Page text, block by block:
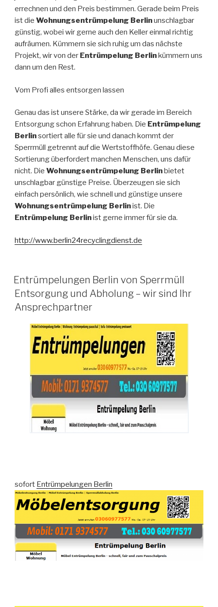
errechnen und den Preis bestimmen. Gerade beim Preis
ist die Wohnungsentrümpelung Berlinunschlagbar
günstig, wobei wir gerne auch den Keller einmal richtig
aufräumen. Kümmern sie sich ruhig um das nächste
Projekt, wir von der Entrümpelung Berlinkümmern uns
dann um den Rest.
Vom Profi alles entsorgen lassen
Genau das ist unsere Stärke, da wir gerade im Bereich
Entsorgung schon Erfahrung haben. Die Entrümpelung
Berlinsortiert alle für sie und danach kommt der
Sperrmüll getrennt auf die Wertstoffhöfe. Genau diese
Sortierung überfordert manchen Menschen, uns dafür
nicht. Die Wohnungsentrümpelung Berlinbietet
unschlagbar günstige Preise. Überzeugen sie sich
einfach persönlich, wie schnell und günstige unsere
Wohnungsentrümpelung Berlinist. Die
Entrümpelung Berlinist gerne immer für sie da.
http://www.berlin24recyclingdienst.de
VERÖFFENTLICHT
AM
Entrümpelungen Berlin von Sperrmüll
Entsorgung und Abholung – wir sind Ihr
Ansprechpartner
sofort Entrümpelungen Berlin